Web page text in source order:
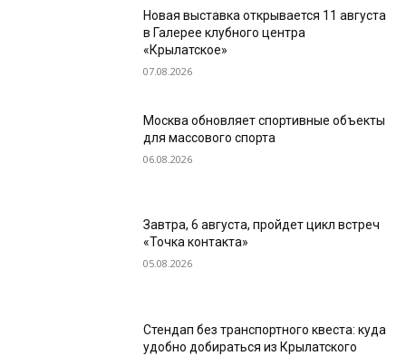
Новая выставка открывается 11 августа
в Галерее клубного центра
«Крылатское»
07.08.2026
Москва обновляет спортивные объекты
для массового спорта
06.08.2026
Завтра, 6 августа, пройдет цикл встреч
«Точка контакта»
05.08.2026
Стендап без транспортного квеста: куда
удобно добираться из Крылатского